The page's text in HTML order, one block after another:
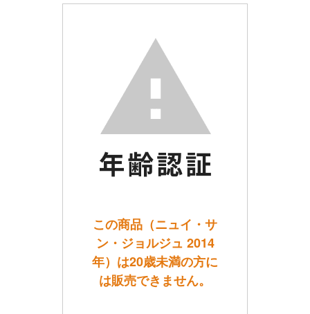
この商品（ニュイ・サ
ン・ジョルジュ 2014
年）は20歳未満の方に
は販売できません。